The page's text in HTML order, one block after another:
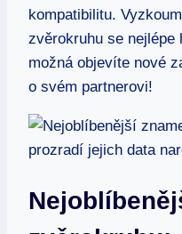
kompatibilitu.
zvěrokruhu se‌
možná ‍objevíte nové
o svém partnerovi!